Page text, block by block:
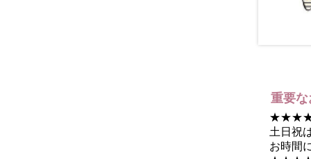
重要
土日祝
お時間